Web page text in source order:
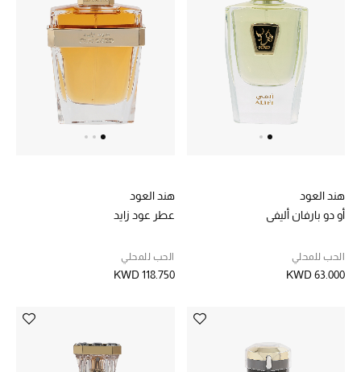
هند العود
أو دو بارفان أليفي
الحب للمحلي
KWD 63.000
هند العود
عطر عود زايد
الحب للمحلي
KWD 118.750